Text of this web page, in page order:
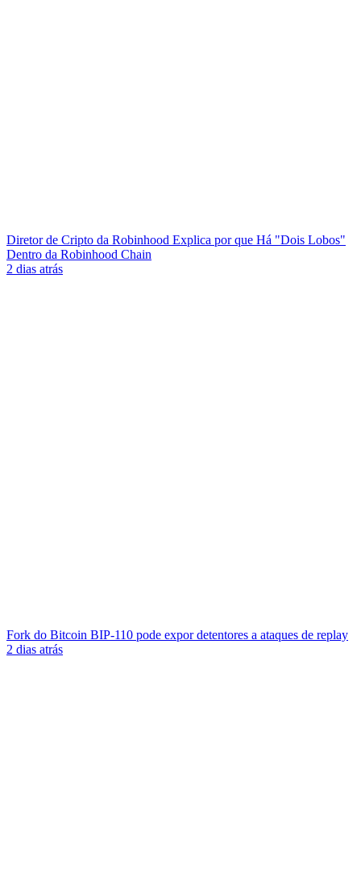
Diretor de Cripto da Robinhood Explica por que Há "Dois Lobos"
Dentro da Robinhood Chain
2 dias atrás
Fork do Bitcoin BIP-110 pode expor detentores a ataques de replay
2 dias atrás